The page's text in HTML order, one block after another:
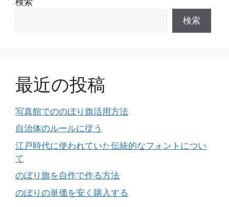
検索
最近の投稿
写真館でののぼり旗活用方法
自治体のルールに従う
江戸時代に使われていた伝統的なフォントについ
て
のぼり旗を自作で作る方法
のぼりの単価を安く購入する